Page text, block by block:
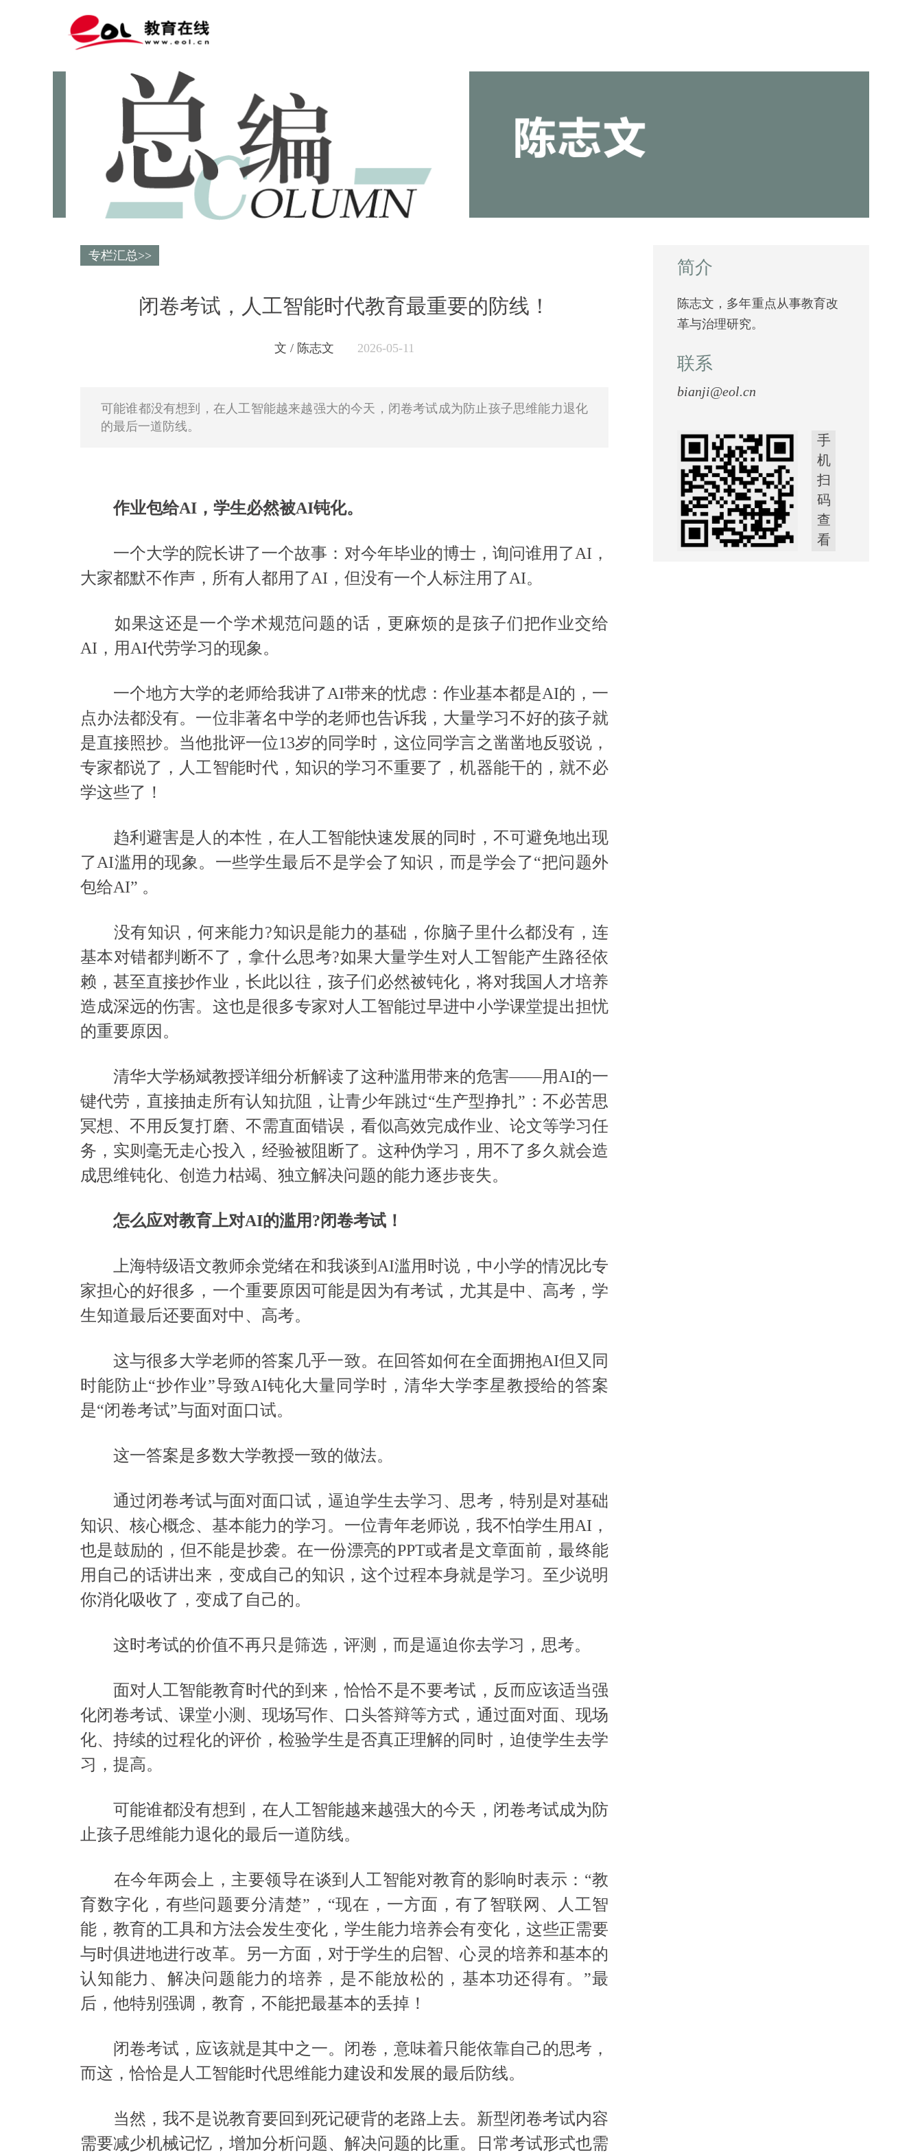
专栏汇总>>
闭卷考试，人工智能时代教育最重要的防线！
文 / 陈志文 2026-05-11
可能谁都没有想到，在人工智能越来越强大的今天，闭卷考试成为防止孩子思维能力退化
的最后一道防线。
作业包给AI，学生必然被AI钝化。
一个大学的院长讲了一个故事：对今年毕业的博士，询问谁用了AI，
大家都默不作声，所有人都用了AI，但没有一个人标注用了AI。
如果这还是一个学术规范问题的话，更麻烦的是孩子们把作业交给
AI，用AI代劳学习的现象。
一个地方大学的老师给我讲了AI带来的忧虑：作业基本都是AI的，一
点办法都没有。一位非著名中学的老师也告诉我，大量学习不好的孩子就
是直接照抄。当他批评一位13岁的同学时，这位同学言之凿凿地反驳说，
专家都说了，人工智能时代，知识的学习不重要了，机器能干的，就不必
学这些了！
趋利避害是人的本性，在人工智能快速发展的同时，不可避免地出现
了AI滥用的现象。一些学生最后不是学会了知识，而是学会了“把问题外
包给AI” 。
没有知识，何来能力?知识是能力的基础，你脑子里什么都没有，连
基本对错都判断不了，拿什么思考?如果大量学生对人工智能产生路径依
赖，甚至直接抄作业，长此以往，孩子们必然被钝化，将对我国人才培养
造成深远的伤害。这也是很多专家对人工智能过早进中小学课堂提出担忧
的重要原因。
清华大学杨斌教授详细分析解读了这种滥用带来的危害——用AI的一
键代劳，直接抽走所有认知抗阻，让青少年跳过“生产型挣扎”：不必苦思
冥想、不用反复打磨、不需直面错误，看似高效完成作业、论文等学习任
务，实则毫无走心投入，经验被阻断了。这种伪学习，用不了多久就会造
成思维钝化、创造力枯竭、独立解决问题的能力逐步丧失。
怎么应对教育上对AI的滥用?闭卷考试！
上海特级语文教师余党绪在和我谈到AI滥用时说，中小学的情况比专
家担心的好很多，一个重要原因可能是因为有考试，尤其是中、高考，学
生知道最后还要面对中、高考。
这与很多大学老师的答案几乎一致。在回答如何在全面拥抱AI但又同
时能防止“抄作业”导致AI钝化大量同学时，清华大学李星教授给的答案
是“闭卷考试”与面对面口试。
这一答案是多数大学教授一致的做法。
通过闭卷考试与面对面口试，逼迫学生去学习、思考，特别是对基础
知识、核心概念、基本能力的学习。一位青年老师说，我不怕学生用AI，
也是鼓励的，但不能是抄袭。在一份漂亮的PPT或者是文章面前，最终能
用自己的话讲出来，变成自己的知识，这个过程本身就是学习。至少说明
你消化吸收了，变成了自己的。
这时考试的价值不再只是筛选，评测，而是逼迫你去学习，思考。
面对人工智能教育时代的到来，恰恰不是不要考试，反而应该适当强
化闭卷考试、课堂小测、现场写作、口头答辩等方式，通过面对面、现场
化、持续的过程化的评价，检验学生是否真正理解的同时，迫使学生去学
习，提高。
可能谁都没有想到，在人工智能越来越强大的今天，闭卷考试成为防
止孩子思维能力退化的最后一道防线。
在今年两会上，主要领导在谈到人工智能对教育的影响时表示：“教
育数字化，有些问题要分清楚”，“现在，一方面，有了智联网、人工智
能，教育的工具和方法会发生变化，学生能力培养会有变化，这些正需要
与时俱进地进行改革。另一方面，对于学生的启智、心灵的培养和基本的
认知能力、解决问题能力的培养，是不能放松的，基本功还得有。”最
后，他特别强调，教育，不能把最基本的丢掉！
闭卷考试，应该就是其中之一。闭卷，意味着只能依靠自己的思考，
而这，恰恰是人工智能时代思维能力建设和发展的最后防线。
当然，我不是说教育要回到死记硬背的老路上去。新型闭卷考试内容
需要减少机械记忆，增加分析问题、解决问题的比重。日常考试形式也需
简介
陈志文，多年重点从事教育改
革与治理研究。
联系
bianji@eol.cn
手
机
扫
码
查
看